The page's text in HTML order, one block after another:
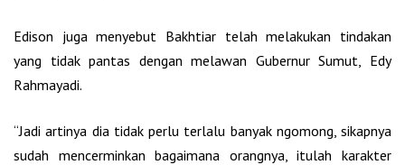
Edison juga menyebut Bakhtiar telah melakukan tindakan
yang tidak pantas dengan melawan Gubernur Sumut, Edy
Rahmayadi.
“Jadi artinya dia tidak perlu terlalu banyak ngomong, sikapnya
sudah mencerminkan bagaimana orangnya, itulah karakter